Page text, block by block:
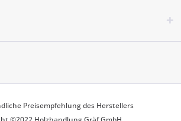
Preisempfehlung des Herstellers